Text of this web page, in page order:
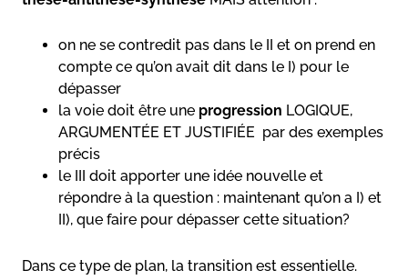
on ne se contredit pas dans le II et on prend en
compte ce qu’on avait dit dans le I) pour le
dépasser
la voie doit être une progression LOGIQUE,
ARGUMENTÉE ET JUSTIFIÉE par des exemples
précis
le III doit apporter une idée nouvelle et
répondre à la question : maintenant qu’on a I) et
II), que faire pour dépasser cette situation?
Dans ce type de plan, la transition est essentielle.